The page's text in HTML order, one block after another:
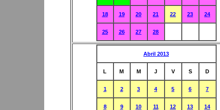
18 19 20 21 22 23 24
25 26 27 28
Abril 2013
L M M J V S D
1 2 3 4 5 6 7
8 9 10 11 12 13 14